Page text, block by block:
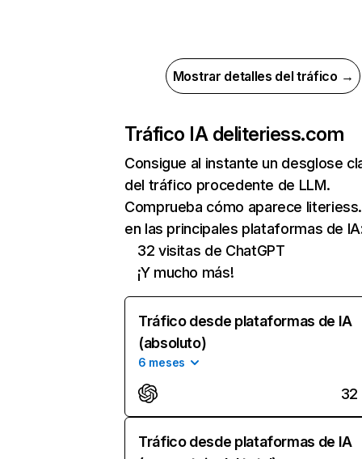
Mostrar detalles del tráfico →
Tráfico IA deliteriess.com
Consigue al instante un desglose
del tráfico procedente de LLM.
Comprueba cómo aparece
en las principales plataformas de
32 visitas de ChatGPT
¡Y mucho más!
Tráfico desde plataformas de IA
(absoluto)
6 meses
32
Tráfico desde plataformas de IA